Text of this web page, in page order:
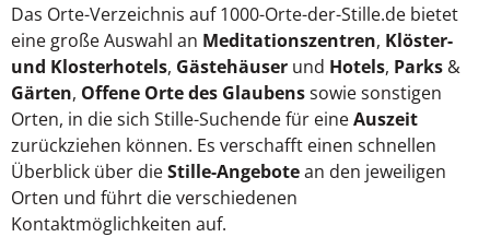
Das Orte-Verzeichnis auf 1000-Orte-der-Stille.de bietet
eine große Auswahl an Meditationszentren, Klöster-
und Klosterhotels, Gästehäuser und Hotels, Parks &
Gärten, Offene Orte des Glaubenssowie sonstigen
Orten, in die sich Stille-Suchende für eineAuszeit
zurückziehen können. Es verschafft einen schnellen
Überblick über dieStille-Angebotean den jeweiligen
Orten und führt die verschiedenen
Kontaktmöglichkeiten auf.